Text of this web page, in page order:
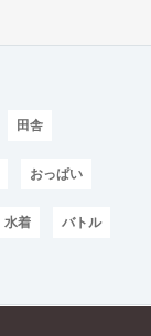
田舎
おっぱい
水着 バトル